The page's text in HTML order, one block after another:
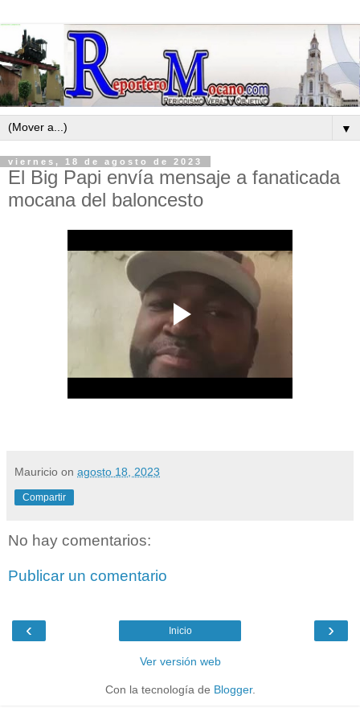
▼
viernes, 18 de agosto de 2023
El Big Papi envía mensaje a fanaticada
mocana del baloncesto
Mauricio on agosto 18, 2023
Compartir
No hay comentarios:
Publicar un comentario
‹ ›
Inicio
Ver versión web
Con la tecnología de Blogger.